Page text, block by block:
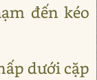
đến kéo
dưới cặp